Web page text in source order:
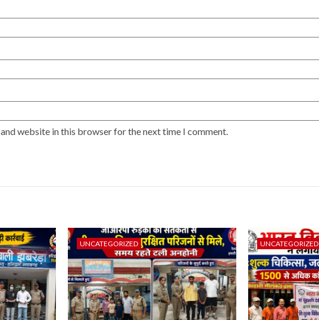
and website in this browser for the next time I comment.
UNCATEGORIZED UNCATEGORIZED